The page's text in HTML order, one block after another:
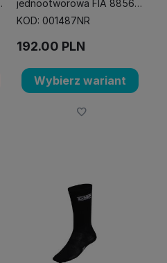
jednootworowa FIA 8856-
2018 czarna
KOD: 001487NR
192.00 PLN
Wybierz wariant